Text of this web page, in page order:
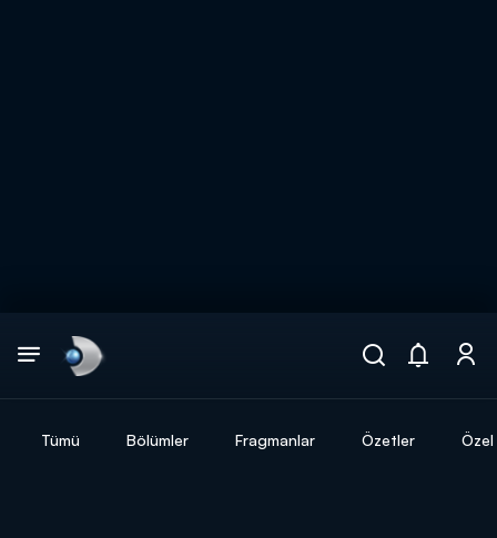
Tümü Bölümler Fragmanlar Özetler